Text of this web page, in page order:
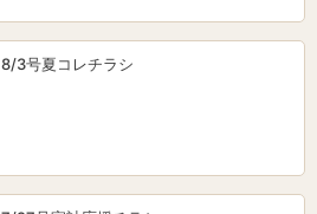
8/3号夏コレチラシ